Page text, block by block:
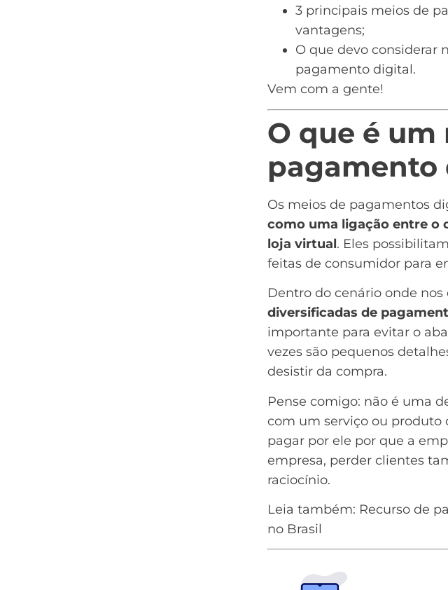
3 principais meios de
vantagens;
O que devo considerar
pagamento digital.
Vem com a gente!
O que é um
pagamento
Os meios de pagamentos
como uma ligação entre o
loja virtual. Eles
feitas de consumidor para
Dentro do cenário onde
diversificadas de
importante para evitar o
vezes são pequenos
desistir da compra.
Pense comigo: não é uma
com um serviço ou produto
pagar por ele por que a
empresa, perder clientes
raciocínio.
Leia também: Recurso de
no Brasil